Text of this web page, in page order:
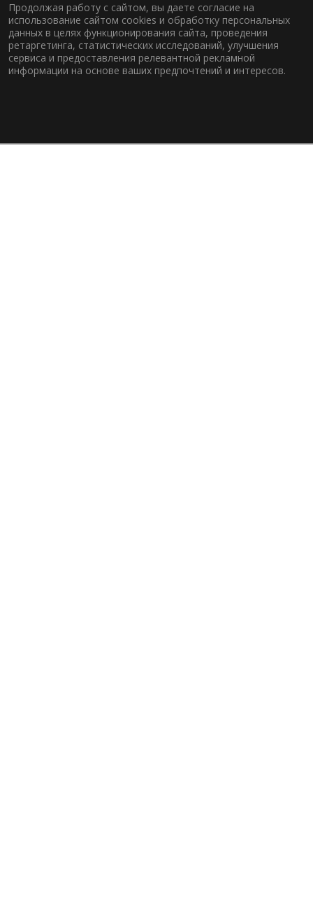
Продолжая работу с сайтом, вы даете согласие на
использование сайтом cookies и обработку персональных
данных в целях функционирования сайта, проведения
ретаргетинга, статистических исследований, улучшения
сервиса и предоставления релевантной рекламной
информации на основе ваших предпочтений и интересов.